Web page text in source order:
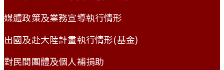
媒體政策及業務宣導執行情形
出國及赴大陸計畫執行情形(基金)
對民間團體及個人補捐助